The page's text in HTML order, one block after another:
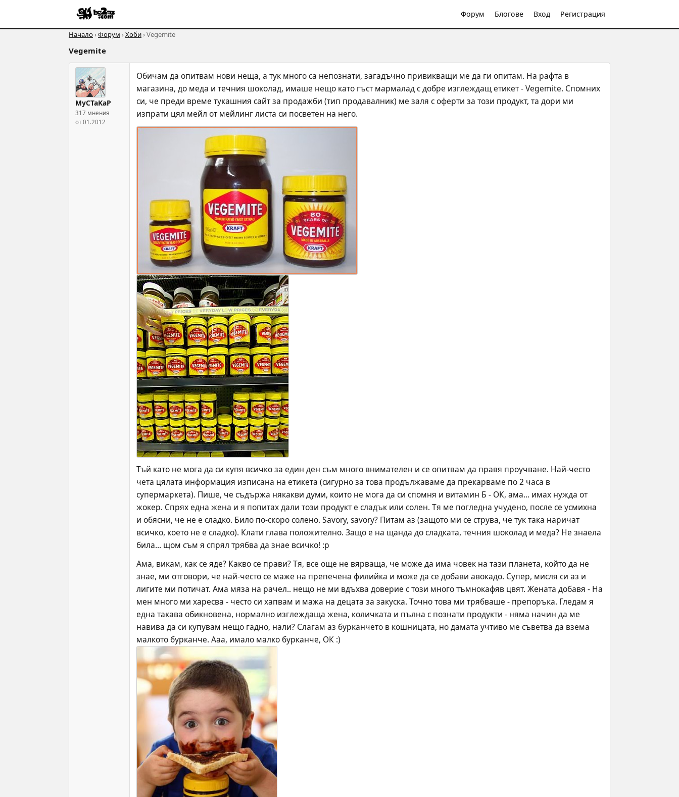
Форум Блогове Вход Регистрация
Начало›Форум ›Хоби› Vegemite
Vegemite
MyCTaKaP
317 мнения
от 01.2012
Обичам да опитвам нови неща, а тук много са непознати, загадъчно привикващи ме да ги опитам. На рафта в
магазина, до меда и течния шоколад, имаше нещо като гъст мармалад с добре изглеждащ етикет - Vegemite. Спомних
си, че преди време тукашния сайт за продажби (тип продавалник) ме заля с оферти за този продукт, та дори ми
изпрати цял мейл от мейлинг листа си посветен на него.
Тъй като не мога да си купя всичко за един ден съм много внимателен и се опитвам да правя проучване. Най-често
чета цялата информация изписана на етикета (сигурно за това продължаваме да прекарваме по 2 часа в
супермаркета). Пише, че съдържа някакви думи, които не мога да си спомня и витамин Б - ОК, ама... имах нужда от
жокер. Спрях една жена и я попитах дали този продукт е сладък или солен. Тя ме погледна учудено, после се усмихна
и обясни, че не е сладко. Било по-скоро солено. Savory, savory? Питам аз (защото ми се струва, че тук така наричат
всичко, което не е сладко). Клати глава положително. Защо е на щанда до сладката, течния шоколад и меда? Не знаела
била... щом съм я спрял трябва да знае всичко! :p
Ама, викам, как се яде? Какво се прави? Тя, все още не вярваща, че може да има човек на тази планета, който да не
знае, ми отговори, че най-често се маже на препечена филийка и може да се добави авокадо. Супер, мисля си аз и
лигите ми потичат. Ама мяза на рачел.. нещо не ми вдъхва доверие с този много тъмнокафяв цвят. Жената добавя - На
мен много ми харесва - често си хапвам и мажа на децата за закуска. Точно това ми трябваше - препоръка. Гледам я
една такава обикновена, нормално изглеждаща жена, количката и пълна с познати продукти - няма начин да ме
навива да си купувам нещо гадно, нали? Слагам аз бурканчето в кошницата, но дамата учтиво ме съветва да взема
малкото бурканче. Ааа, имало малко бурканче, ОК :)